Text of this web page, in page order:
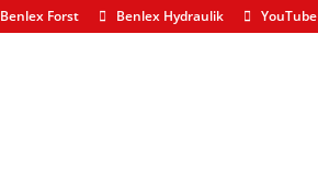
Benlex Forst Benlex Hydraulik YouTube